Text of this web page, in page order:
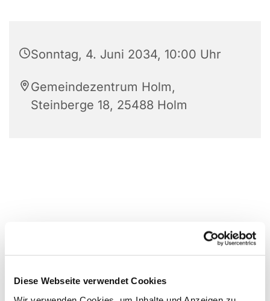
Diese Webseite verwendet Cookies
Sonntag, 4. Juni 2034, 10:00 Uhr
Gemeindezentrum Holm,
Steinberge 18, 25488 Holm